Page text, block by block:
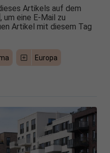
Artikels auf dem
um eine E-Mail zu
Artikel mit diesem Tag
Europa